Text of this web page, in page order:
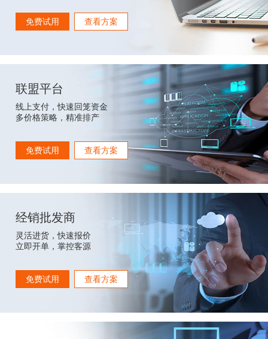
免费试用 查看方案
联盟平台
线上支付，快速回笼资金
多价格策略，精准排产
免费试用 查看方案
经销批发商
灵活进货，快速报价
立即开单，掌控客源
免费试用 查看方案